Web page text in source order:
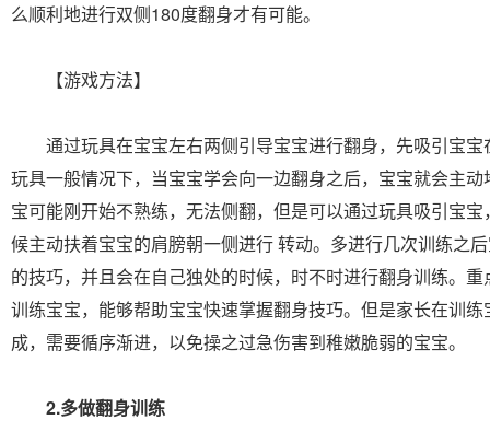
么顺利地进行双侧180度翻身才有可能。
【游戏方法】
通过玩具在宝宝左右两侧引导宝宝进行翻身，先吸引宝宝
玩具一般情况下，当宝宝学会向一边翻身之后，宝宝就会主
宝可能刚开始不熟练，无法侧翻，但是可以通过玩具吸引宝
候主动扶着宝宝的肩膀朝一侧进行 转动。多进行几次训练之
的技巧，并且会在自己独处的时候，时不时进行翻身训练。
训练宝宝，能够帮助宝宝快速掌握翻身技巧。但是家长在训
成，需要循序渐进，以免操之过急伤害到稚嫩脆弱的宝宝。
2.多做翻身训练